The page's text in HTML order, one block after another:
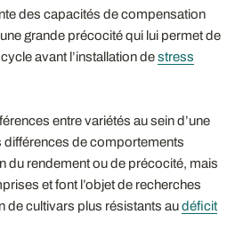
des capacités de compensation
grande précocité qui lui permet de
avant l’installation destress
entre variétés au sein d’une
différences de comportements
du rendement ou de précocité, mais
et font l’objet de recherches
de cultivars plus résistants audéficit